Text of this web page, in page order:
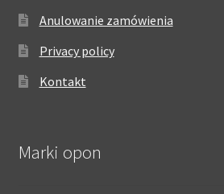
Anulowanie zamówienia
Privacy policy
Kontakt
Marki opon